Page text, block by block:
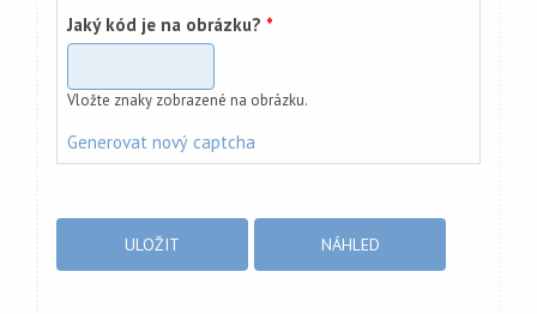
Jaký kód je na obrázku? *
Vložte znaky zobrazené na obrázku.
Generovat nový captcha